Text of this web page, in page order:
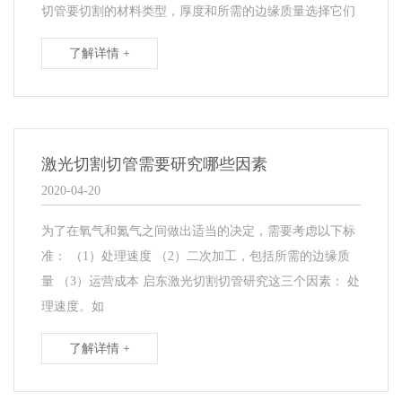
切管要切割的材料类型，厚度和所需的边缘质量选择它们
了解详情 +
激光切割切管需要研究哪些因素
2020-04-20
为了在氧气和氮气之间做出适当的决定，需要考虑以下标
准： （1）处理速度 （2）二次加工，包括所需的边缘质
量 （3）运营成本 启东激光切割切管研究这三个因素： 处
理速度。如
了解详情 +